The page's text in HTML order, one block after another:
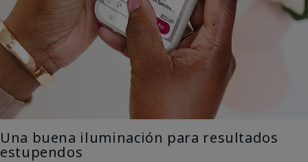
Una buena iluminación para resultados
estupendos